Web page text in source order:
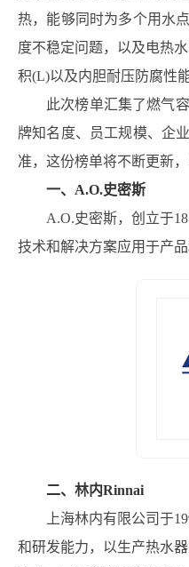
热，能够同时为多个用水
度不稳定问题，以及电热
积(L)以及内胆耐压防腐性能
此次榜单汇集了燃气
牌知名度、员工规模、企
准，这份榜单将不断更新
一、A.O.史密斯
A.O.史密斯，创立于
技术和解决方案应用于产
二、林内Rinnai
上海林内有限公司于
和研发能力，以生产热水